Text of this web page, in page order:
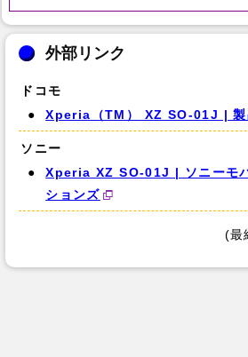
外部リンク
ドコモ
Xperia（TM） XZ SO-01J | 製
ソニー
Xperia XZ SO-01J | ソニーモ
ションズ
(最